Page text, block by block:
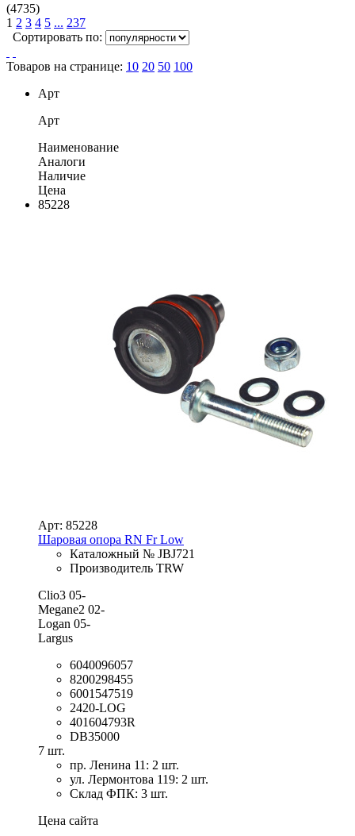
(4735)
1 2 3 4 5 ... 237
Сортировать по:
Товаров на странице: 10 20 50 100
Арт
Арт
Наименование
Аналоги
Наличие
Цена
85228
Арт: 85228
Шаровая опора RN Fr Low
Каталожный № JBJ721
Производитель TRW
Clio3 05-
Megane2 02-
Logan 05-
Largus
6040096057
8200298455
6001547519
2420-LOG
401604793R
DB35000
7 шт.
пр. Ленина 11: 2 шт.
ул. Лермонтова 119: 2 шт.
Склад ФПК: 3 шт.
Цена сайта